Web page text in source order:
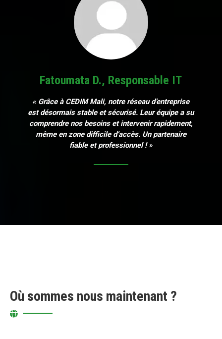
Fatoumata D., Responsable IT
« Grâce à CEDIM Mali, notre réseau d’entreprise
est désormais stable et sécurisé. Leur équipe a su
comprendre nos besoins et intervenir rapidement,
même en zone difficile d’accès. Un partenaire
fiable et professionnel ! »
Où sommes nous maintenant ?